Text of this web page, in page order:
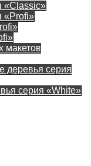
«Classic»
«Profi»
макетов
деревья серия
серия «White»